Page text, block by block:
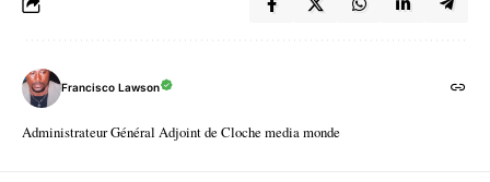
Francisco Lawson
Administrateur Général Adjoint de Cloche media monde